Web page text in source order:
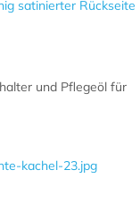
und Pflegeöl für